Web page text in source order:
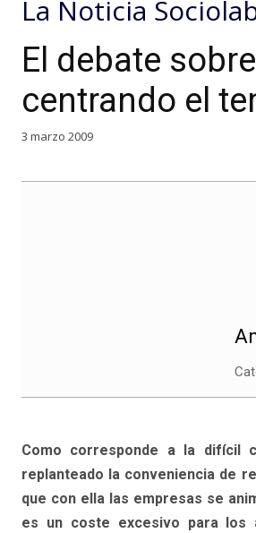
La Noticia
El debate
centrando el
3 marzo 2009
Como corresponde a la difícil
replanteado la conveniencia de
que con ella las empresas se
es un coste excesivo para los